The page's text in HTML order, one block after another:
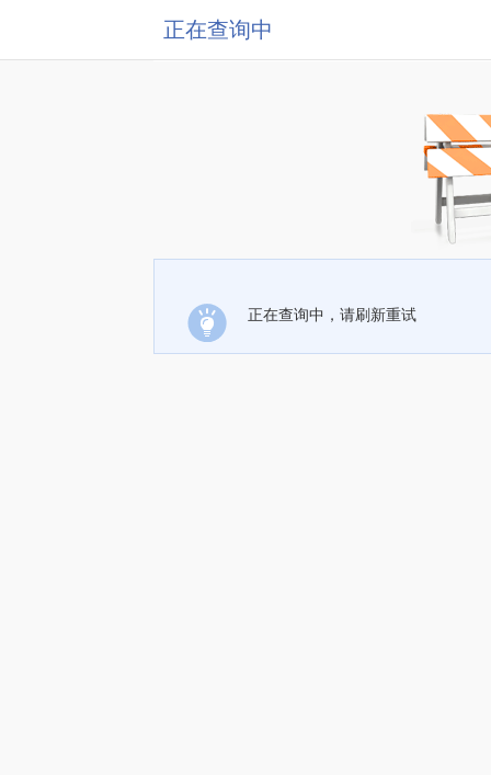
正在查询中
正在查询中，请刷新重试